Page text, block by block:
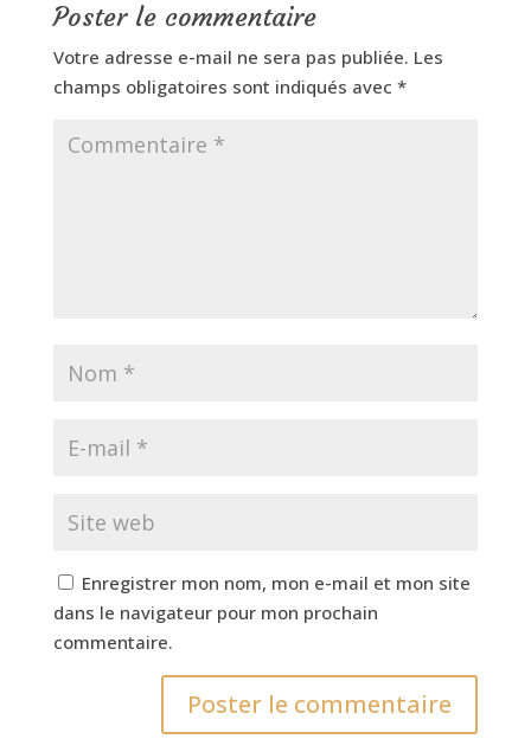
Poster le commentaire
Votre adresse e-mail ne sera pas publiée. Les
champs obligatoires sont indiqués avec *
Enregistrer mon nom, mon e-mail et mon site
dans le navigateur pour mon prochain
commentaire.